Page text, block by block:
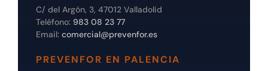
C/ del Argón, 3, 47012 Valladolid
Teléfono: 983 08 23 77
Email: comercial@prevenfor.es
PREVENFOR EN PALENCIA